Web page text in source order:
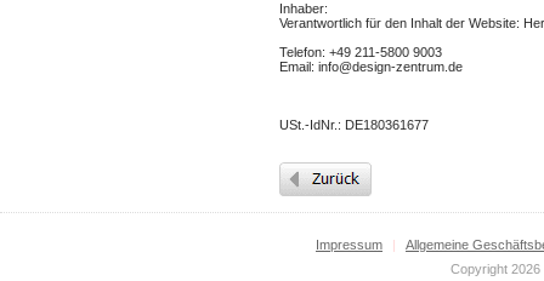
Inhaber:
Verantwortlich für den Inhalt der Website:
Telefon: +49 211-5800 9003
Email: info@design-zentrum.de
USt.-IdNr.: DE180361677
Impressum |
Allgemeine
Copyright 2026